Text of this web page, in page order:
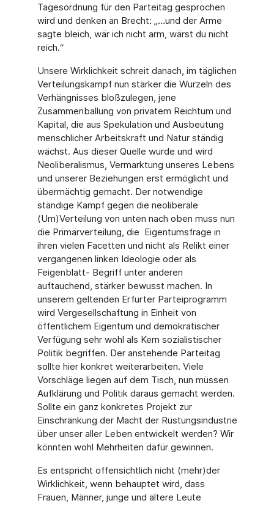
Tagesordnung für den Parteitag gesprochen
wird und denken an Brecht: „…und der Arme
sagte bleich, wär ich nicht arm, wärst du nicht
reich.“
Unsere Wirklichkeit schreit danach, im täglichen
Verteilungskampf nun stärker die Wurzeln des
Verhängnisses bloßzulegen, jene
Zusammenballung von privatem Reichtum und
Kapital, die aus Spekulation und Ausbeutung
menschlicher Arbeitskraft und Natur ständig
wächst. Aus dieser Quelle wurde und wird
Neoliberalismus, Vermarktung unseres Lebens
und unserer Beziehungen erst ermöglicht und
übermächtig gemacht. Der notwendige
ständige Kampf gegen die neoliberale
(Um)Verteilung von unten nach oben muss nun
die Primärverteilung, die Eigentumsfrage in
ihren vielen Facetten und nicht als Relikt einer
vergangenen linken Ideologie oder als
Feigenblatt- Begriff unter anderen
auftauchend, stärker bewusst machen. In
unserem geltenden Erfurter Parteiprogramm
wird Vergesellschaftung in Einheit von
öffentlichem Eigentum und demokratischer
Verfügung sehr wohl als Kern sozialistischer
Politik begriffen. Der anstehende Parteitag
sollte hier konkret weiterarbeiten. Viele
Vorschläge liegen auf dem Tisch, nun müssen
Aufklärung und Politik daraus gemacht werden.
Sollte ein ganz konkretes Projekt zur
Einschränkung der Macht der Rüstungsindustrie
über unser aller Leben entwickelt werden? Wir
könnten wohl Mehrheiten dafür gewinnen.
Es entspricht offensichtlich nicht (mehr)der
Wirklichkeit, wenn behauptet wird, dass
Frauen, Männer, junge und ältere Leute